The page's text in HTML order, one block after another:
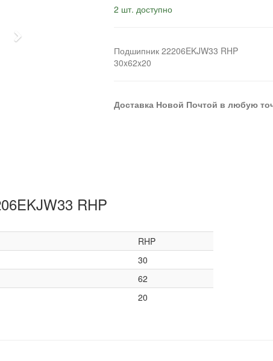
Next
2 шт. доступно
Подшипник 22206EKJW33 RHP
30x62x20
Доставка Новой Почтой в любую
RHP
RHP
30
62
20